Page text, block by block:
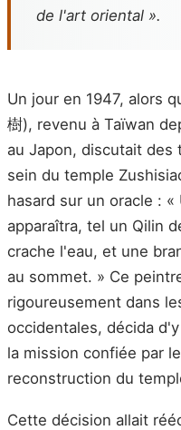
de l'art oriental ».
Un jour en 1947, alors
樹), revenu à Taïwan
au Japon, discutait des
sein du temple
hasard sur un oracle :
apparaîtra, tel un Qilin
crache l'eau, et une
au sommet. » Ce
rigoureusement dans
occidentales, décida
la mission confiée par
reconstruction du
Cette décision allait